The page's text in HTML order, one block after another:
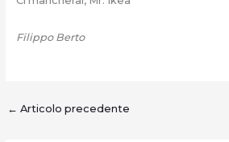
Filippo Berto
← Articolo precedente